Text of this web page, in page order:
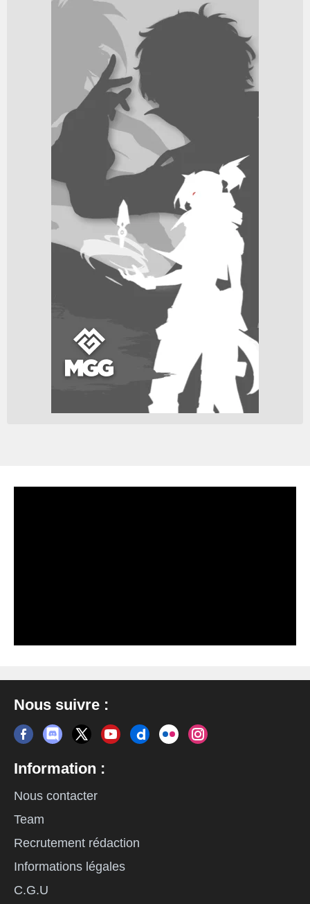
Nous suivre :
Information :
Nous contacter
Team
Recrutement rédaction
Informations légales
C.G.U